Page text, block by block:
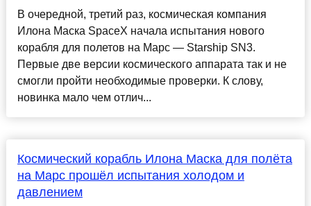
В очередной, третий раз, космическая компания
Илона Маска SpaceX начала испытания нового
корабля для полетов на Марс — Starship SN3.
Первые две версии космического аппарата так и не
смогли пройти необходимые проверки. К слову,
новинка мало чем отлич...
Космический корабль Илона Маска для полёта
на Марс прошёл испытания холодом и
давлением